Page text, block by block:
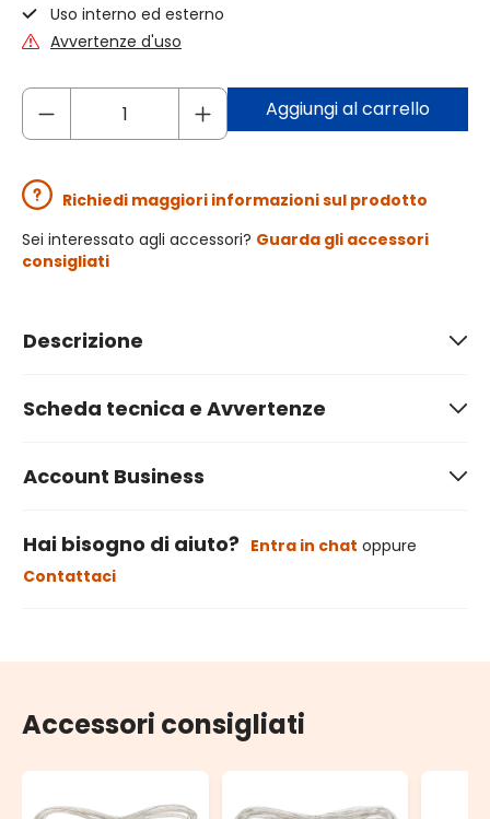
Uso interno ed esterno
Avvertenze d'uso
Aggiungi al carrello
Richiedi maggiori informazioni sul prodotto
Sei interessato agli accessori? Guarda gli accessori
consigliati
Descrizione
Scheda tecnica e Avvertenze
Account Business
Hai bisogno di aiuto? Entra in chat oppure
Contattaci
Accessori consigliati